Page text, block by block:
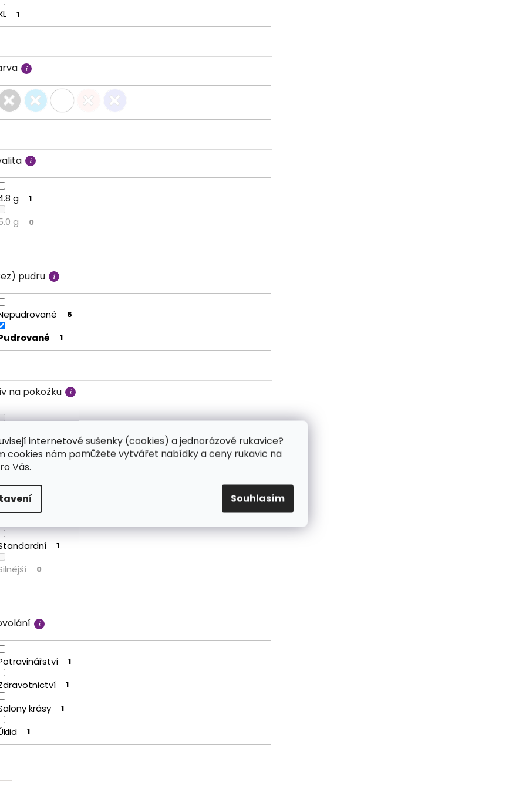
internetové sušenky (cookies) a jednorázové rukavice?
cookies nám pomůžete vytvářet nabídky a ceny rukavic na
Vás.
Souhlasím
1
g 1
g 0
pudru
6
1
na pokožku
poškodit 1
1
0
1
1
krásy 1
1